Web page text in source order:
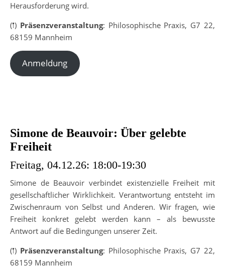
Herausforderung wird.
(𖡡) Präsenzveranstaltung: Philosophische Praxis, G7 22,
68159 Mannheim
Anmeldung
Simone de Beauvoir: Über gelebte
Freiheit
Freitag, 04.12.26: 18:00-19:30
Simone de Beauvoir verbindet existenzielle Freiheit mit
gesellschaftlicher Wirklichkeit. Verantwortung entsteht im
Zwischenraum von Selbst und Anderen. Wir fragen, wie
Freiheit konkret gelebt werden kann – als bewusste
Antwort auf die Bedingungen unserer Zeit.
(𖡡) Präsenzveranstaltung: Philosophische Praxis, G7 22,
68159 Mannheim